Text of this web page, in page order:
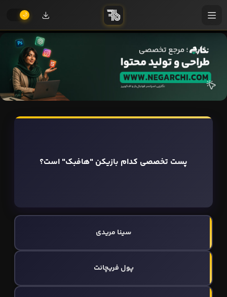
پست تخصصی کدام بازیکن "هافبک" است؟
سینا مریدی
پول فریچانت